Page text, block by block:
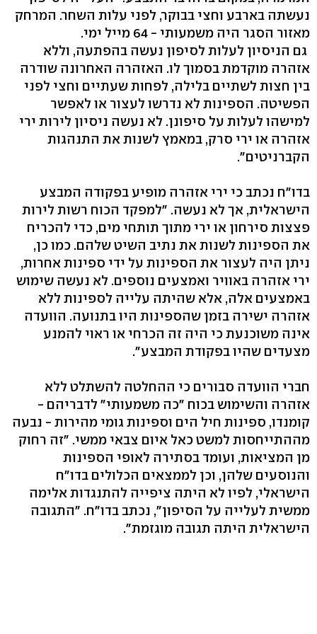
נעשתה בארבע וחצי בבוקר, לפני עלות השחר. המרחק
מאזור הסגר היה משמעותי - 64 מייל ימי.
גם הניסיון לעלות לסיפון נעשה בהפתעה, וללא
אזהרה מוקדמת בסמוך לו. האזהרה האחרונה שודרה
בין חצות לשתיים בלילה, לפחות שעתיים וחצי לפני
הפשיטה. הספינות לא נדרשו לעצור או לאפשר
למישהו לעלות על סיפונן. לא נעשה ניסיון לירות ירי
אזהרה או ירי סרק, במאמץ לשנות את התנהגות
הקברניטים".
בדו"ח נכתב כי ירי אזהרה מופיע בפקודה המבצע
הישראלית, אך לא נעשה. "למפקד הכוח רשות לירות
פצצות סירחון או ירי מתוך תותחי מים, כדי להכריח
את הספינות לשנות את נתיב השיט שלהם. כמו כן,
ניתן היה לעצור את הספינות על ידי ספינות אחרות,
ירי אזהרה באוויר ואמצעים נוספים. לא נעשה שימוש
באמצעים אלה, אלא שהיתה עלייה לספינות ללא
אזהרה ישירה בזמן שהספינות היו בתנועה. הוועדה
אינה משוכנעת כי היה זה הכרחי או ראוי להמנע
מצעדים שהיו בפקודת המבצע".
חברי הוועדה סבורים כי ההחלטה להשתלט ללא
אזהרה והשימוש בכוח "כה משמעותי" לדבריהם -
קומנדו, ספינות חיל הים וספינות גומי מהירות - נבעה
מההתייחסות למשט כאל איום צבאי ממשי. "זה רחוק
מן המציאות, ועומד בסתירה לאופי הספינות
והנוסעים שלהן, וכן לממצאים הכלולים בדו"ח
הישראלי, לפיו לא היתה ציפייה להתנגדות אלימה
ממשית לעלייה על הסיפון", נכתב בדו"ח. "התגובה
הישראלית היתה תגובה מוגזמת".